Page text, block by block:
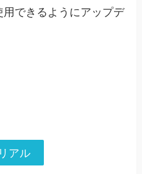
できるようにアップデ
アル